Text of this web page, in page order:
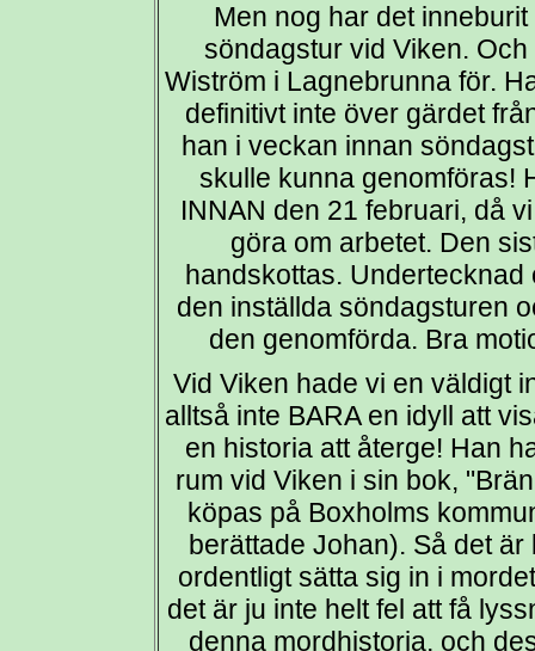
Men nog har det
söndagstur vid Viken.
Wiström i Lagnebrunna för.
definitivt inte över gärdet
han i veckan innan
skulle kunna genomföras!
INNAN den 21 februari, då
göra om arbetet. Den
handskottas. Undertecknad
den inställda söndagsturen
den genomförda. Bra
Vid Viken hade vi en väldigt
alltså inte BARA en idyll att
en historia att återge! Han
rum vid Viken i sin bok,
köpas på Boxholms
berättade Johan). Så det
ordentligt sätta sig in i
det är ju inte helt fel att få
denna mordhistoria, och